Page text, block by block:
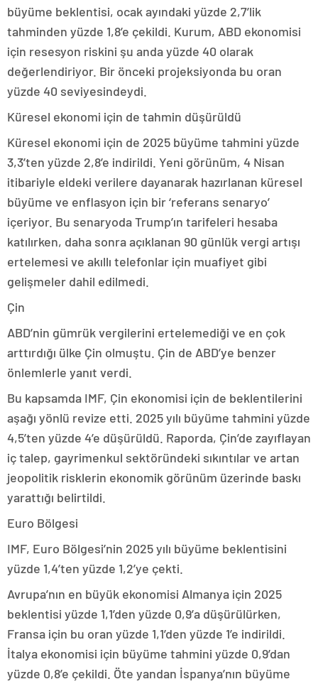
büyüme beklentisi, ocak ayındaki yüzde 2,7’lik
tahminden yüzde 1,8’e çekildi. Kurum, ABD ekonomisi
için resesyon riskini şu anda yüzde 40 olarak
değerlendiriyor. Bir önceki projeksiyonda bu oran
yüzde 40 seviyesindeydi.
Küresel ekonomi için de tahmin düşürüldü
Küresel ekonomi için de 2025 büyüme tahmini yüzde
3,3’ten yüzde 2,8’e indirildi. Yeni görünüm, 4 Nisan
itibariyle eldeki verilere dayanarak hazırlanan küresel
büyüme ve enflasyon için bir ‘referans senaryo’
içeriyor. Bu senaryoda Trump’ın tarifeleri hesaba
katılırken, daha sonra açıklanan 90 günlük vergi artışı
ertelemesi ve akıllı telefonlar için muafiyet gibi
gelişmeler dahil edilmedi.
Çin
ABD’nin gümrük vergilerini ertelemediği ve en çok
arttırdığı ülke Çin olmuştu. Çin de ABD’ye benzer
önlemlerle yanıt verdi.
Bu kapsamda IMF, Çin ekonomisi için de beklentilerini
aşağı yönlü revize etti. 2025 yılı büyüme tahmini yüzde
4,5’ten yüzde 4’e düşürüldü. Raporda, Çin’de zayıflayan
iç talep, gayrimenkul sektöründeki sıkıntılar ve artan
jeopolitik risklerin ekonomik görünüm üzerinde baskı
yarattığı belirtildi.
Euro Bölgesi
IMF, Euro Bölgesi’nin 2025 yılı büyüme beklentisini
yüzde 1,4’ten yüzde 1,2’ye çekti.
Avrupa’nın en büyük ekonomisi Almanya için 2025
beklentisi yüzde 1,1’den yüzde 0,9’a düşürülürken,
Fransa için bu oran yüzde 1,1’den yüzde 1’e indirildi.
İtalya ekonomisi için büyüme tahmini yüzde 0,9’dan
yüzde 0,8’e çekildi. Öte yandan İspanya’nın büyüme